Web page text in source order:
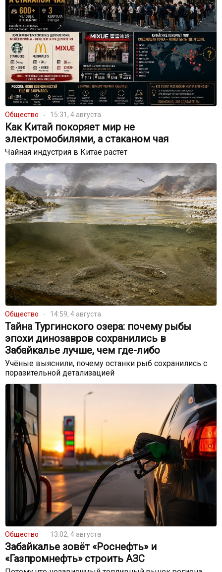
Общество 15:31, 4 августа
Как Китай покоряет мир не
электромобилями, а стаканом чая
Чайная индустрия в Китае растет
Общество 14:59, 4 августа
Тайна Тургинского озера: почему рыбы
эпохи динозавров сохранились в
Забайкалье лучше, чем где-либо
Учёные выяснили, почему останки рыб сохранились с
поразительной детализацией
Общество 13:02, 4 августа
Забайкалье зовёт «Роснефть» и
«Газпромнефть» строить АЗС